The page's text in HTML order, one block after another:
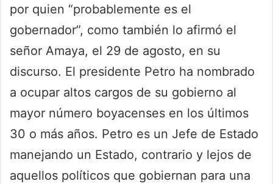
por quien “probablemente es el
gobernador”, como también lo afirmó el
señor Amaya, el 29 de agosto, en su
discurso. El presidente Petro ha nombrado
a ocupar altos cargos de su gobierno al
mayor número boyacenses en los últimos
30 o más años. Petro es un Jefe de Estado
manejando un Estado, contrario y lejos de
aquellos políticos que gobiernan para una